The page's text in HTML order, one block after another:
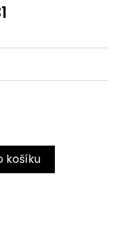
košíku